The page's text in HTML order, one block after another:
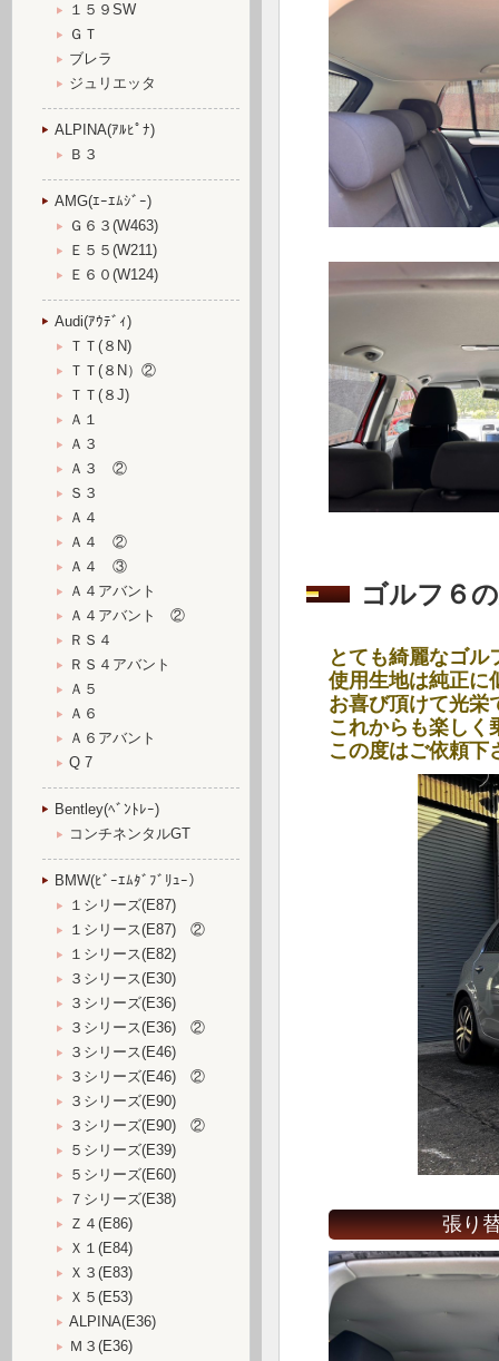
ゴルフ６
とても綺麗なゴル
使用生地は純正に
お喜び頂けて光栄
これからも楽しく
この度はご依頼下
張り替
１５９SW
ＧＴ
ブレラ
ジュリエッタ
ALPINA(ｱﾙﾋﾟﾅ)
Ｂ３
AMG(ｴｰｴﾑｼﾞｰ)
Ｇ６３(W463)
Ｅ５５(W211)
Ｅ６０(W124)
Audi(ｱｳﾃﾞｨ)
ＴＴ(８N)
ＴＴ(８N）②
ＴＴ(８J)
Ａ１
Ａ３
Ａ３ ②
Ｓ３
Ａ４
Ａ４ ②
Ａ４ ③
Ａ４アバント
Ａ４アバント ②
ＲＳ４
ＲＳ４アバント
Ａ５
Ａ６
Ａ６アバント
Q 7
Bentley(ﾍﾞﾝﾄﾚｰ)
コンチネンタルGT
BMW(ﾋﾞｰｴﾑﾀﾞﾌﾞﾘｭｰ）
１シリーズ(E87)
１シリース(E87) ②
１シリース(E82)
３シリース(E30)
３シリーズ(E36)
３シリース(E36) ②
３シリース(E46)
３シリーズ(E46) ②
３シリーズ(E90)
３シリーズ(E90) ②
５シリーズ(E39)
５シリーズ(E60)
７シリーズ(E38)
Ｚ４(E86)
Ｘ１(E84)
Ｘ３(E83)
Ｘ５(E53)
ALPINA(E36)
Ｍ３(E36)